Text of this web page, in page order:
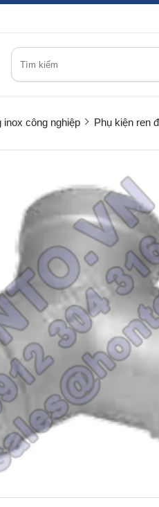
công nghiệp Phụ kiện ren